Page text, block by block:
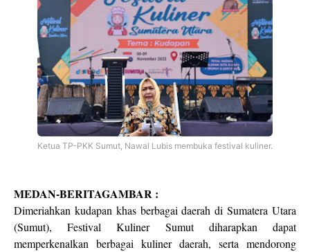
Ketua TP-PKK Sumut, Nawal Lubis membuka festival kuliner.
MEDAN-BERITAGAMBAR :
Dimeriahkan kudapan khas berbagai daerah di Sumatera Utara
(Sumut), Festival Kuliner Sumut diharapkan dapat
memperkenalkan berbagai kuliner daerah, serta mendorong